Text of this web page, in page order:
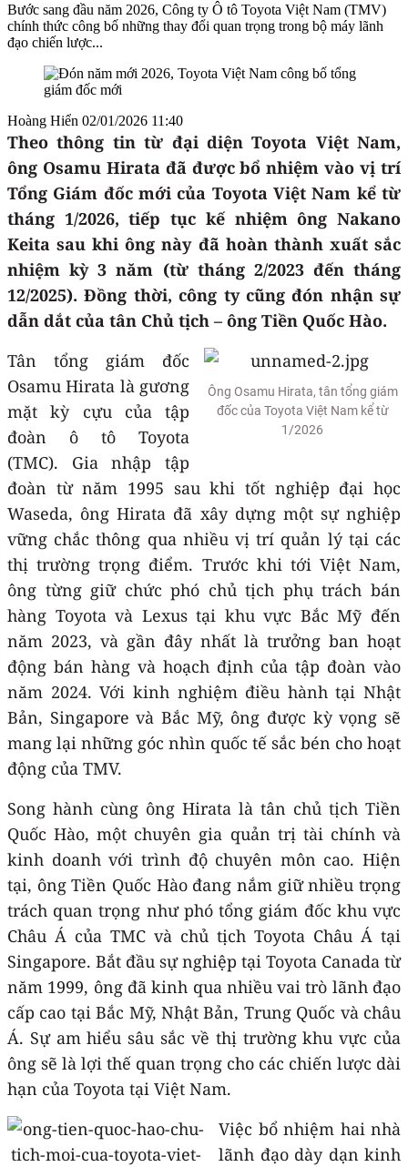
Bước sang đầu năm 2026, Công ty Ô tô Toyota Việt Nam (TMV)
chính thức công bố những thay đổi quan trọng trong bộ máy lãnh
đạo chiến lược...
Hoàng Hiển 02/01/2026 11:40
Theo thông tin từ đại diện Toyota Việt Nam,
ông Osamu Hirata đã được bổ nhiệm vào vị trí
Tổng Giám đốc mới của Toyota Việt Nam kể từ
tháng 1/2026, tiếp tục kế nhiệm ông Nakano
Keita sau khi ông này đã hoàn thành xuất sắc
nhiệm kỳ 3 năm (từ tháng 2/2023 đến tháng
12/2025). Đồng thời, công ty cũng đón nhận sự
dẫn dắt của tân Chủ tịch – ông Tiền Quốc Hào.
Ông Osamu Hirata, tân tổng giám
đốc của Toyota Việt Nam kể từ
1/2026
Tân tổng giám đốc
Osamu Hirata là gương
mặt kỳ cựu của tập
đoàn ô tô Toyota
(TMC). Gia nhập tập
đoàn từ năm 1995 sau khi tốt nghiệp đại học
Waseda, ông Hirata đã xây dựng một sự nghiệp
vững chắc thông qua nhiều vị trí quản lý tại các
thị trường trọng điểm. Trước khi tới Việt Nam,
ông từng giữ chức phó chủ tịch phụ trách bán
hàng Toyota và Lexus tại khu vực Bắc Mỹ đến
năm 2023, và gần đây nhất là trưởng ban hoạt
động bán hàng và hoạch định của tập đoàn vào
năm 2024. Với kinh nghiệm điều hành tại Nhật
Bản, Singapore và Bắc Mỹ, ông được kỳ vọng sẽ
mang lại những góc nhìn quốc tế sắc bén cho hoạt
động của TMV.
Song hành cùng ông Hirata là tân chủ tịch Tiền
Quốc Hào, một chuyên gia quản trị tài chính và
kinh doanh với trình độ chuyên môn cao. Hiện
tại, ông Tiền Quốc Hào đang nắm giữ nhiều trọng
trách quan trọng như phó tổng giám đốc khu vực
Châu Á của TMC và chủ tịch Toyota Châu Á tại
Singapore. Bắt đầu sự nghiệp tại Toyota Canada từ
năm 1999, ông đã kinh qua nhiều vai trò lãnh đạo
cấp cao tại Bắc Mỹ, Nhật Bản, Trung Quốc và châu
Á. Sự am hiểu sâu sắc về thị trường khu vực của
ông sẽ là lợi thế quan trọng cho các chiến lược dài
hạn của Toyota tại Việt Nam.
Việc bổ nhiệm hai nhà
lãnh đạo dày dạn kinh